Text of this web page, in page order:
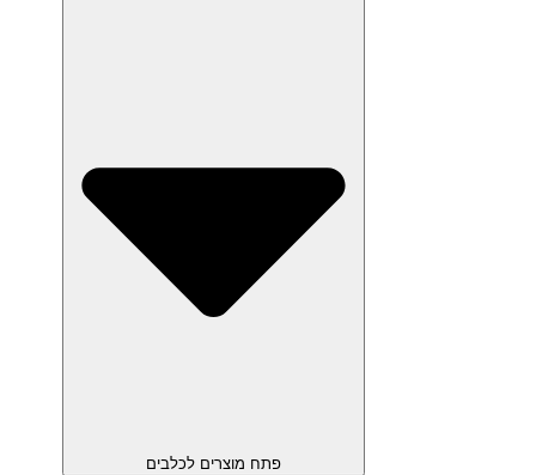
פתח מוצרים לכלבים